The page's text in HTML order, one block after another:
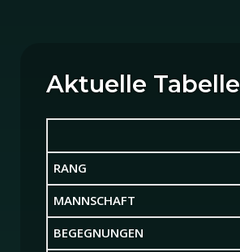
Aktuelle Tabelle
RANG
MANNSCHAFT
BEGEGNUNGEN